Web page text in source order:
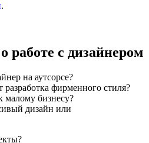
.
работе с дизайнером
на аутсорсе?
разработка фирменного стиля?
малому бизнесу?
дизайн или